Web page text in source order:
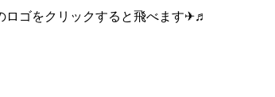
ロゴをクリックすると飛べます✈♬